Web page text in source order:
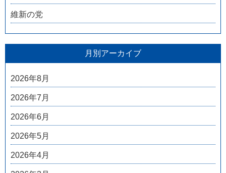
維新の党
月別アーカイブ
2026年8月
2026年7月
2026年6月
2026年5月
2026年4月